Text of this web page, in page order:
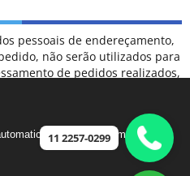
pessoais de endereçamento,
não serão utilizados para
de pedidos realizados,
PARTE DA RELAÇÃO DE
COMO
FORA DA GARANTIA,
11 2257-0299
que usamos